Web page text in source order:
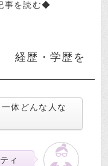
事を読む◆
経歴・学歴を
体どんな人な
ィ